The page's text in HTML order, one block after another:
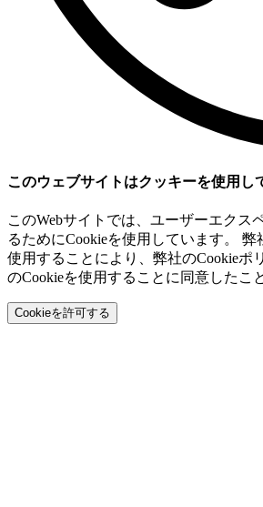
このウェブサイトはクッキーを使用し
このWebサイトでは、ユーザーエクス
るためにCookieを使用しています。
使用することにより、弊社のCookieポ
のCookieを使用することに同意したこ
Cookieを許可する